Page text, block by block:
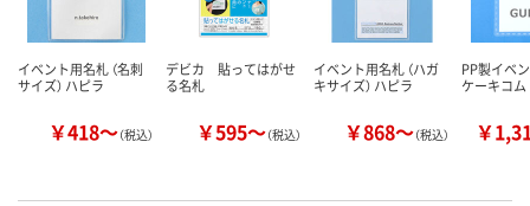
イベント用名札 （名刺
サイズ） ハピラ
￥418～（税込）
デビカ 貼ってはがせ
る名札
￥595～（税込）
イベント用名札 （ハガ
キサイズ） ハピラ
￥868～（税込）
PP製イベ
ケーキコム
￥